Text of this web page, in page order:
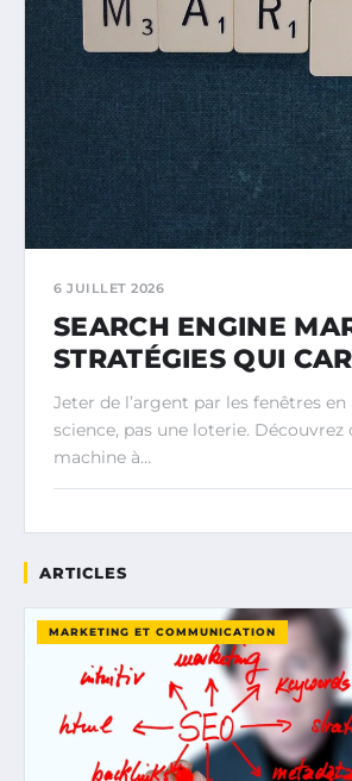
6 JUILLET 2026
SEARCH ENGINE
STRATÉGIES QUI
Jeter de l’argent par les fenêtres en
science, pas une loterie.
machine à…
ARTICLES
MARKETING ET COMMUNICATION